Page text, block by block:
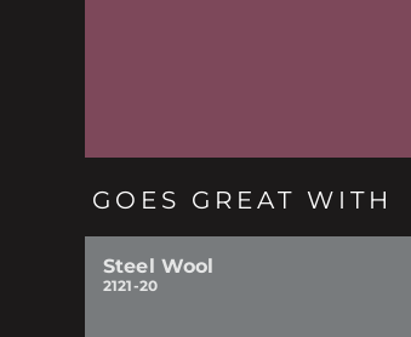
GOES GREAT WITH
Steel Wool
2121-20